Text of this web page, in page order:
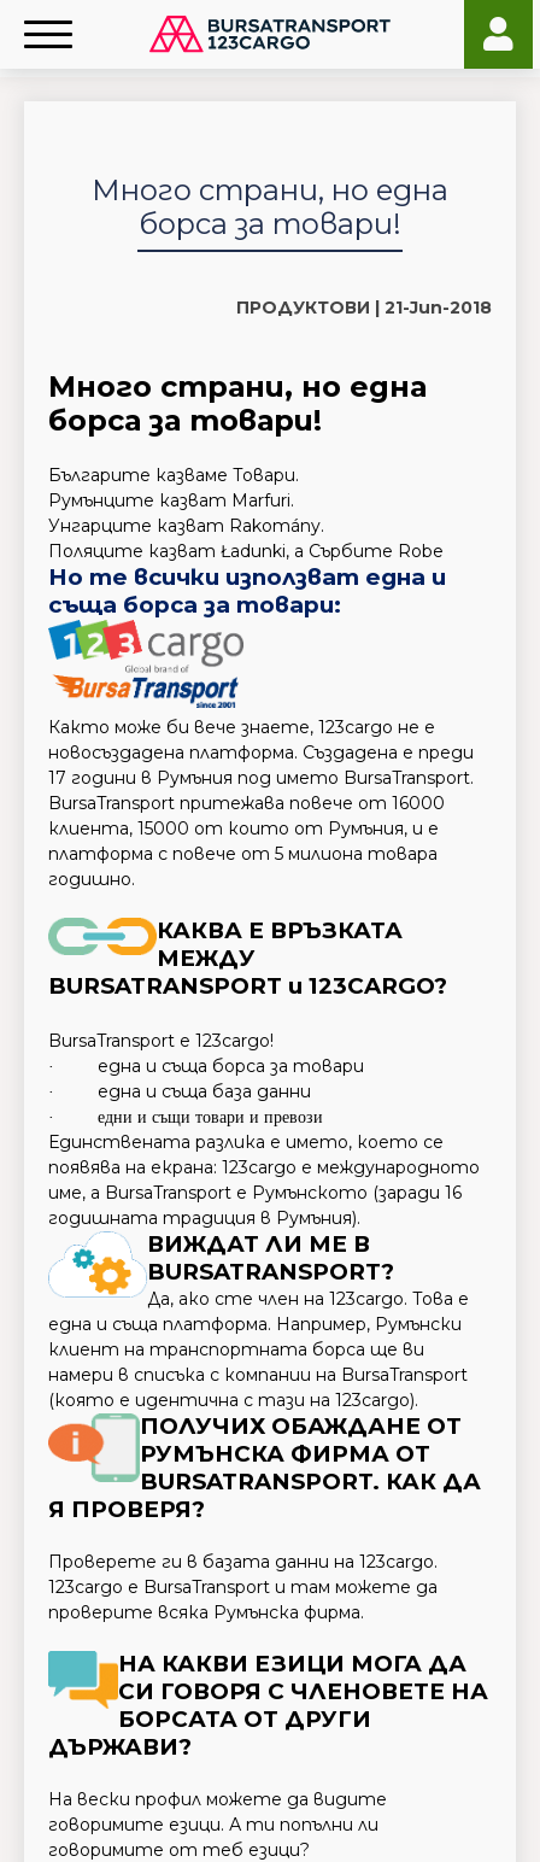
Много страни, но една
борса за товари!
ПРОДУКТОВИ | 21-Jun-2018
Много страни, но една
борса за товари!
Българите казваме Товари.
Румънците казват Marfuri.
Унгарците казват Rakomány.
Поляците казват Ładunki, а Сърбите Robe
Но те всички използват една и
съща борса за товари:
Както може би вече знаете, 123cargo не е
новосъздадена платформа. Създадена е преди
17 години в Румъния под името BursaTransport.
BursaTransport притежава повече от 16000
клиента, 15000 от които от Румъния, и е
платформа с повече от 5 милиона товара
годишно.
КАКВА Е ВРЪЗКАТА
МЕЖДУ
BURSATRANSPORT и 123CARGO?
BursaTransport е 123cargo!
· една и съща борса за товари
· една и съща база данни
· едни и същи товари и превози
Единствената разлика е името, което се
появява на екрана: 123cargo е международното
име, а BursaTransport е Румънското (заради 16
годишната традиция в Румъния).
ВИЖДАТ ЛИ МЕ В
BURSATRANSPORT?
Да, ако сте член на 123cargo. Това е
една и съща платформа. Например, Румънски
клиент на транспортната борса ще ви
намери в списъка с компании на BursaTransport
(която е идентична с тази на 123cargo).
ПОЛУЧИХ ОБАЖДАНЕ ОТ
РУМЪНСКА ФИРМА ОТ
BURSATRANSPORT. КАК ДА
Я ПРОВЕРЯ?
Проверете ги в базата данни на 123cargo.
123cargo е BursaTransport и там можете да
проверите всяка Румънска фирма.
НА КАКВИ ЕЗИЦИ МОГА ДА
СИ ГОВОРЯ С ЧЛЕНОВЕТЕ НА
БОРСАТА ОТ ДРУГИ
ДЪРЖАВИ?
На вески профил можете да видите
говоримите езици. А ти попълни ли
говоримите от теб езици?